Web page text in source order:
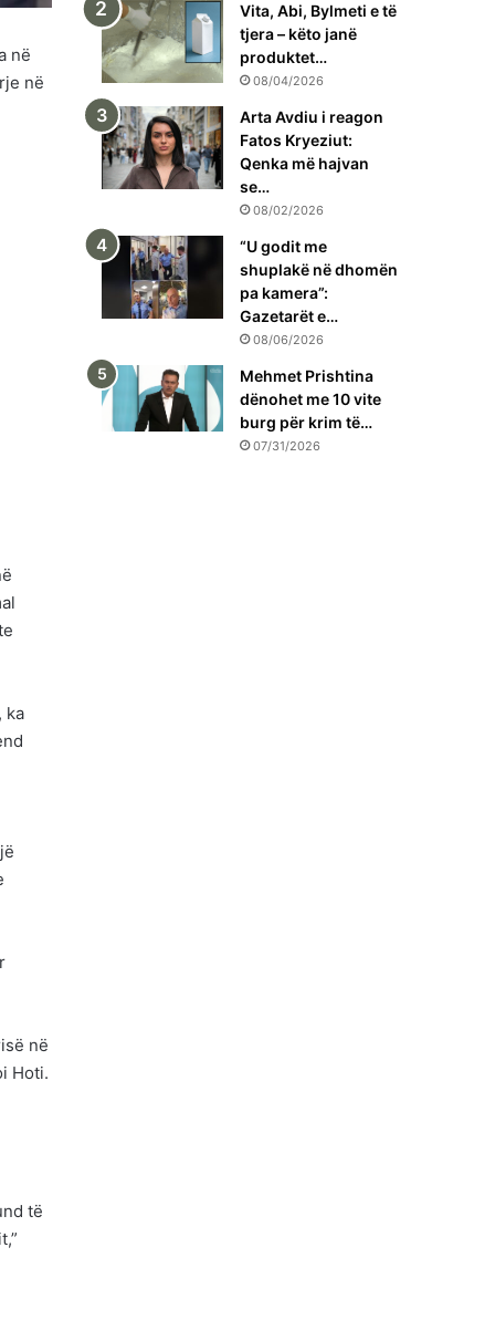
në
në
ka
në
Hoti.
të
Vita, Abi, Bylmeti e të
tjera – këto janë
produktet…
08/04/2026
Arta Avdiu i reagon
Fatos Kryeziut:
Qenka më hajvan
se…
08/02/2026
“U godit me
shuplakë në dhomën
pa kamera”:
Gazetarët e…
08/06/2026
Mehmet Prishtina
dënohet me 10 vite
burg për krim të…
07/31/2026